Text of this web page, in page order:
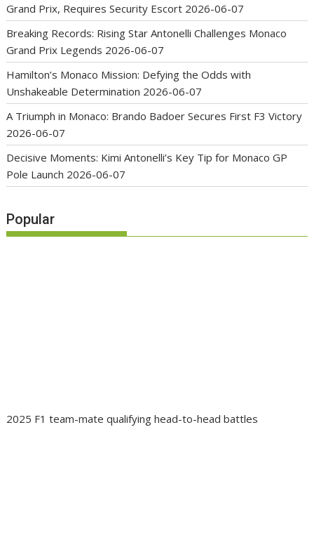
Grand Prix, Requires Security Escort 2026-06-07
Breaking Records: Rising Star Antonelli Challenges Monaco
Grand Prix Legends 2026-06-07
Hamilton’s Monaco Mission: Defying the Odds with
Unshakeable Determination 2026-06-07
A Triumph in Monaco: Brando Badoer Secures First F3 Victory
2026-06-07
Decisive Moments: Kimi Antonelli’s Key Tip for Monaco GP
Pole Launch 2026-06-07
Popular
2025 F1 team-mate qualifying head-to-head battles